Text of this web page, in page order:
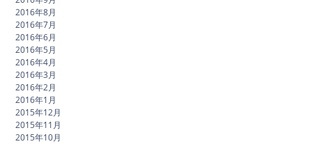
2016年8月
2016年7月
2016年6月
2016年5月
2016年4月
2016年3月
2016年2月
2016年1月
2015年12月
2015年11月
2015年10月